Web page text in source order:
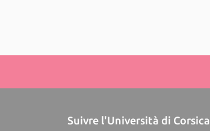
Suivre l'Università di Corsica